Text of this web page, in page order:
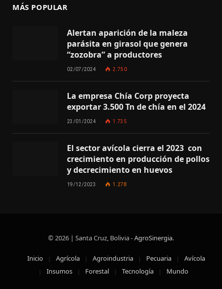
MÁS POPULAR
Alertan aparición de la maleza
parásita en girasol que genera
“zozobra” a productores
02/07/2024 2.750
La empresa Chía Corp proyecta
exportar 3.500 Tn de chía en el 2024
23/01/2024 1.735
El sector avícola cierra el 2023 con
crecimiento en producción de pollos
y decrecimiento en huevos
19/12/2023 1.278
© 2026 | Santa Cruz, Bolivia -AgroSinergia.
Inicio Agrícola Agroindustria Pecuaria
Avícola
Insumos
Forestal Tecnología Mundo